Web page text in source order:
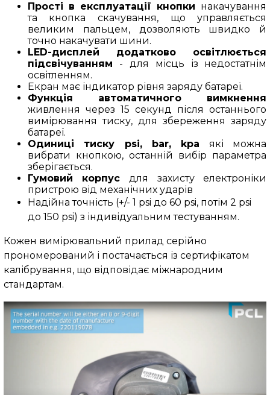
Прості в експлуатації кнопки накачування
та кнопка скачування, що управляється
великим пальцем, дозволяють швидко й
точно накачувати шини.
LED-дисплей додатково освітлюється
підсвічуванням - для місць із недостатнім
освітленням.
Екран має індикатор рівня заряду батареї.
Функція автоматичного вимкнення
живлення через 15 секунд після останнього
вимірювання тиску, для збереження заряду
батареї.
Одиниці тиску psi, bar, kpa які можна
вибрати кнопкою, останній вибір параметра
зберігається.
Гумовий корпус для захисту електроніки
пристрою від механічних ударів
Надійна точність (+/- 1 psi до 60 psi, потім 2 psi
до 150 psi) з індивідуальним тестуванням.
Кожен вимірювальний прилад серійно
прономерований і постачається із сертифікатом
калібрування, що відповідає міжнародним
стандартам.